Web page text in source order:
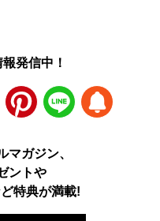
発信中！
Pinterest LINE
マガジン、
ントや
特典が満載!